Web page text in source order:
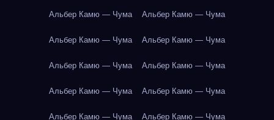
Альбер Камю — Чума Альбер Камю — Чума
Альбер Камю — Чума Альбер Камю — Чума
Альбер Камю — Чума Альбер Камю — Чума
Альбер Камю — Чума Альбер Камю — Чума
Альбер Камю — Чума Альбер Камю — Чума